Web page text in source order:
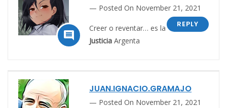

Posted On November 21, 2021
REPLY
Creer o reventar… es la
Justicia Argenta
JUAN.IGNACIO.GRAMAJO
Posted On November 21, 2021